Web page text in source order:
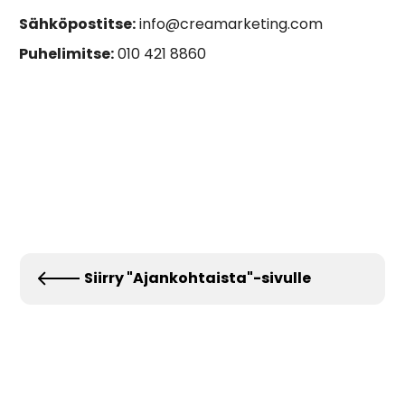
Sähköpostitse:info@creamarketing.com
Puhelimitse:010 421 8860
Siirry "Ajankohtaista"-sivulle